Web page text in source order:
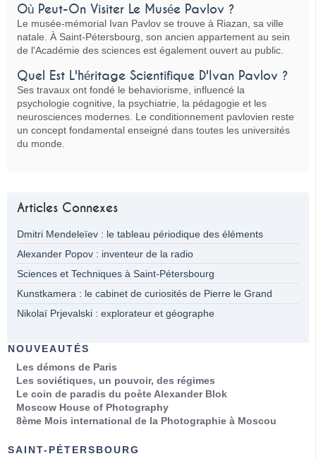
Où Peut-On Visiter Le Musée Pavlov ?
Le musée-mémorial Ivan Pavlov se trouve à Riazan, sa ville
natale. À Saint-Pétersbourg, son ancien appartement au sein
de l'Académie des sciences est également ouvert au public.
Quel Est L'héritage Scientifique D'Ivan Pavlov ?
Ses travaux ont fondé le behaviorisme, influencé la
psychologie cognitive, la psychiatrie, la pédagogie et les
neurosciences modernes. Le conditionnement pavlovien reste
un concept fondamental enseigné dans toutes les universités
du monde.
Articles Connexes
Dmitri Mendeleïev : le tableau périodique des éléments
Alexander Popov : inventeur de la radio
Sciences et Techniques à Saint-Pétersbourg
Kunstkamera : le cabinet de curiosités de Pierre le Grand
Nikolaï Prjevalski : explorateur et géographe
NOUVEAUTÉS
Les démons de Paris
Les soviétiques, un pouvoir, des régimes
Le coin de paradis du poète Alexander Blok
Moscow House of Photography
8ème Mois international de la Photographie à Moscou
SAINT-PÉTERSBOURG